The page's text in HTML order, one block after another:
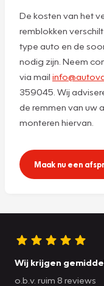
De kosten van het
remblokken
type auto en de
nodig zijn. Neem
via mail
359045. Wij
de remmen van uw
monteren hiervan.
Maak nu een
Wij krijgen
o.b.v. ruim 8 reviews